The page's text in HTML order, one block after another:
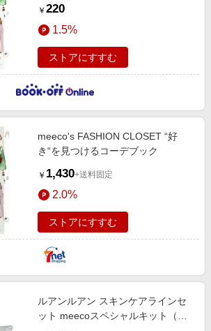
ル予約
ビス
ンジ
カード分割払い
ャンペーン
版
￥ 220
1.5%
ストアにすすむ
meeco's FASHION CLOSET “好
き“を見つけるコーデブック
￥ 1,430+送料固定
2.0%
ストアにすすむ
ルアンルアン スキンケアラインセ
ット meecoスペシャルキット（限